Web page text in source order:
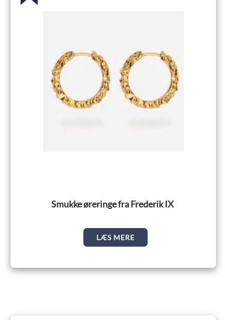
Smukke øreringe fra Frederik IX
LÆS MERE